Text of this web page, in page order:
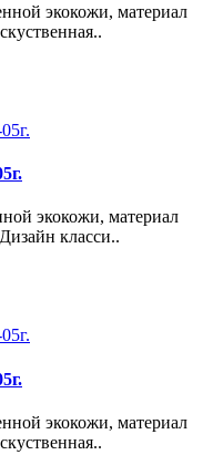
экокожи, материал
экокожи, материал
класси..
экокожи, материал